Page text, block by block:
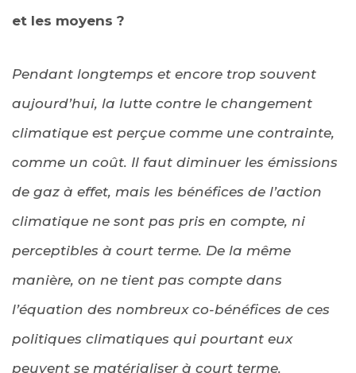
et les moyens ?
Pendant longtemps et encore trop souvent
aujourd’hui, la lutte contre le changement
climatique est perçue comme une contrainte,
comme un coût. Il faut diminuer les émissions
de gaz à effet, mais les bénéfices de l’action
climatique ne sont pas pris en compte, ni
perceptibles à court terme. De la même
manière, on ne tient pas compte dans
l’équation des nombreux co-bénéfices de ces
politiques climatiques qui pourtant eux
peuvent se matérialiser à court terme.